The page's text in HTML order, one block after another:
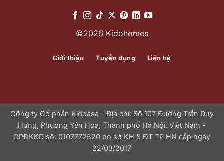
©2026 Kidohomes
Giới thiệu Tuyển dụng Liên hệ
Công ty Cổ phần Kidoasa - Địa chỉ: Số 107 Đường Trần Duy
Hưng, Phường Yên Hòa, Thành phố Hà Nội, Việt Nam -
GPĐKKD số: 0107772520 do sở KH & ĐT TP.HN cấp ngày
22/03/2017